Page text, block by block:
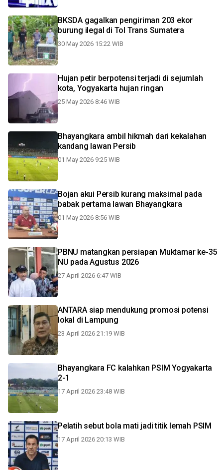
BKSDA gagalkan pengiriman 203 ekor
burung ilegal di Tol Trans Sumatera
30 May 2026 15:22 WIB
Hujan petir berpotensi terjadi di sejumlah
kota, Yogyakarta hujan ringan
25 May 2026 8:46 WIB
Bhayangkara ambil hikmah dari kekalahan
kandang lawan Persib
01 May 2026 9:25 WIB
Bojan akui Persib kurang maksimal pada
babak pertama lawan Bhayangkara
01 May 2026 8:56 WIB
PBNU matangkan persiapan Muktamar ke-35
NU pada Agustus 2026
27 April 2026 6:47 WIB
ANTARA siap mendukung promosi potensi
lokal di Lampung
23 April 2026 21:19 WIB
Bhayangkara FC kalahkan PSIM Yogyakarta
2-1
17 April 2026 23:48 WIB
Pelatih sebut bola mati jadi titik lemah PSIM
17 April 2026 20:13 WIB